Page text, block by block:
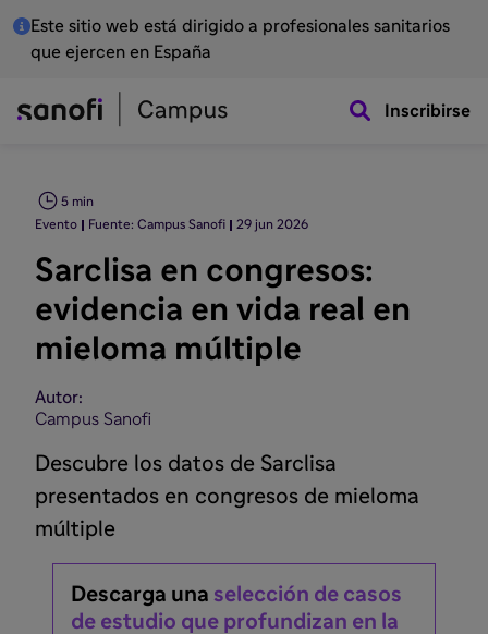
Este sitio web está dirigido a profesionales sanitarios
que ejercen en España
Inscribirse
Evento Fuente: Campus Sanofi 29 jun 2026
5 min
Sarclisa en congresos:
evidencia en vida real en
mieloma múltiple
Autor:
Campus Sanofi
Descubre los datos de Sarclisa
presentados en congresos de mieloma
múltiple
Descarga una selección de casos
de estudio que profundizan en la